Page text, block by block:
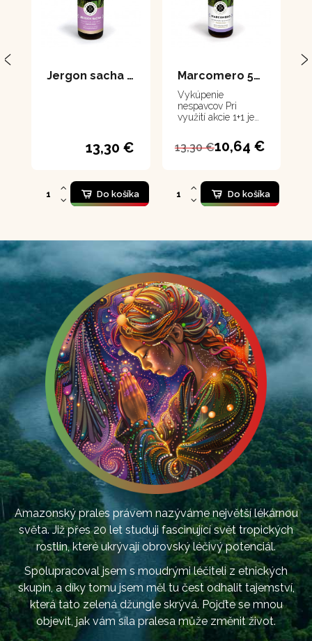
Jergon sacha – extrakt 50 ml
13,30 €
Do košíka
Marcomero 50 ml
Vykúpenie
nespavcov Pri
využití akcie 1+1 je
13,30 €10,64 €
Do košíka
Amazonský prales právem nazýváme největší lékárnou
světa. Již přes 20 let studuji fascinující svět tropických
rostlin, které ukrývají obrovský léčivý potenciál.
Spolupracoval jsem s moudrými léčiteli z etnických
skupin, a díky tomu jsem měl tu čest odhalit tajemství,
která tato zelená džungle skrývá. Pojďte se mnou
objevit, jak vám síla pralesa může změnit život.